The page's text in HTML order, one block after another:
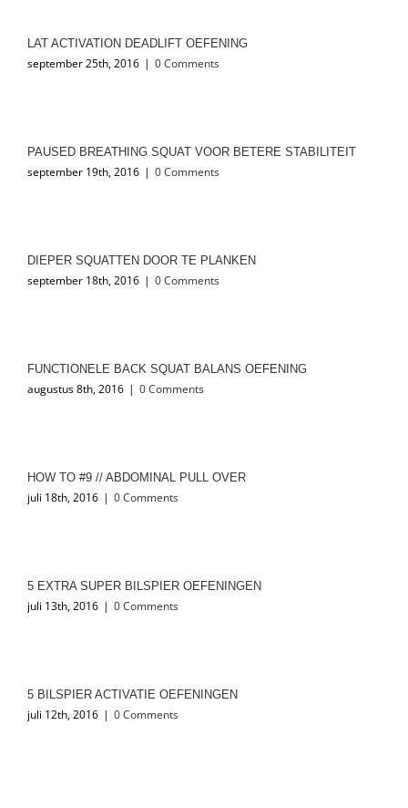
LAT ACTIVATION DEADLIFT OEFENING
september 25th, 2016 | 0 Comments
PAUSED BREATHING SQUAT VOOR BETERE STABILITEIT
september 19th, 2016 | 0 Comments
DIEPER SQUATTEN DOOR TE PLANKEN
september 18th, 2016 | 0 Comments
FUNCTIONELE BACK SQUAT BALANS OEFENING
augustus 8th, 2016 | 0 Comments
HOW TO #9 // ABDOMINAL PULL OVER
juli 18th, 2016 | 0 Comments
5 EXTRA SUPER BILSPIER OEFENINGEN
juli 13th, 2016 | 0 Comments
5 BILSPIER ACTIVATIE OEFENINGEN
juli 12th, 2016 | 0 Comments